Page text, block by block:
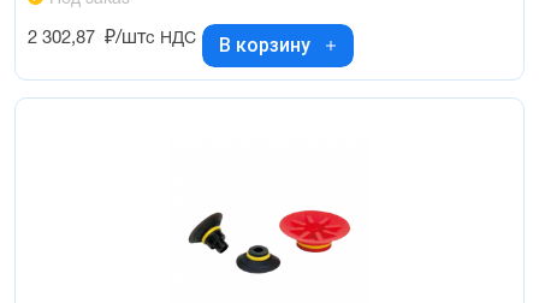
2 302,87 ₽/штс НДС В корзину